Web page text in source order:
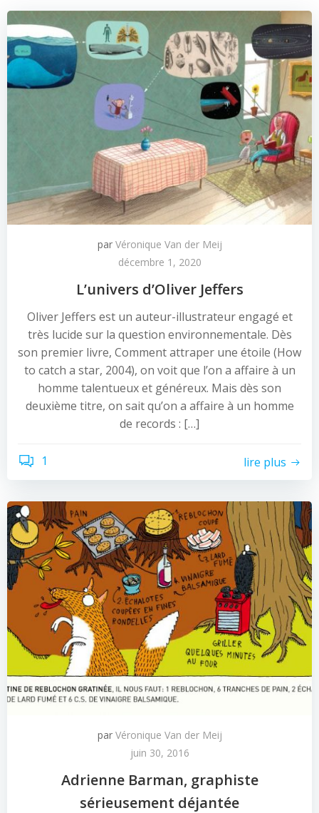
par Véronique Van der Meij
décembre 1, 2020
L’univers d’Oliver Jeffers
Oliver Jeffers est un auteur-illustrateur engagé et
très lucide sur la question environnementale. Dès
son premier livre, Comment attraper une étoile (How
to catch a star, 2004), on voit que l’on a affaire à un
homme talentueux et généreux. Mais dès son
deuxième titre, on sait qu’on a affaire à un homme
de records : […]
1 lire plus
par Véronique Van der Meij
juin 30, 2016
Adrienne Barman, graphiste
sérieusement déjantée